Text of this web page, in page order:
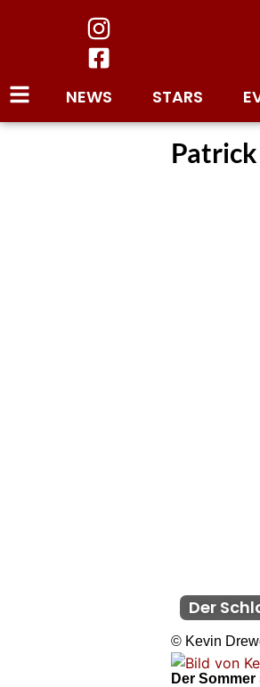
NEWS STARS
Der
© Kevin
Der